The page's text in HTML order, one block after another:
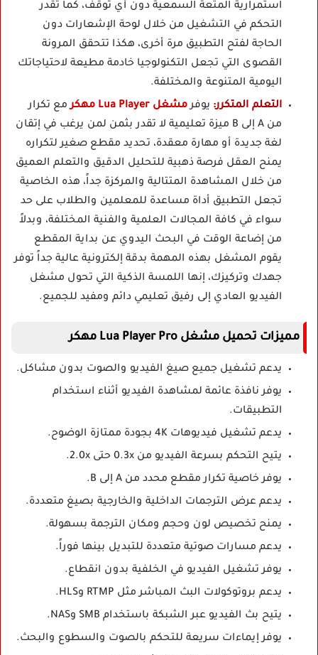
استمرارية المتعة السمعية دون أي توقف، كما تقدر
التحكم في التشغيل من خلال لوحة الإشعارات دون
الحاجة لفتح التطبيق مرة أخرى، هكذا تتحقق المرونة
القصوى التي تجعل التكنولوجيا خادمة مطيعة لاحتياجاتك
اليومية المتنوعة والمختلفة.
التعلم المتكرر: يوفرمشغل Lua Player مهكر
مع تكرار
من A إلى B ميزة تعليمية لا تقدر بثمن لمن يرغب في إتقان
لغة جديدة أو مهارة معقدة، تحديد مقطع صغير لتكراره
يمنح العقل فرصة ذهبية للتحليل الدقيق والتعلم العميق
من خلال المشاهدة المتتالية والمركزة جداً، هذه الخاصية
تجعل التطبيق أداة مساعدة للمعلمين والطلاب على حد
سواء في كافة المجالات العلمية والفنية المختلفة، وبدلاً
من إضاعة الوقت في البحث اليدوي عن بداية المقطع
يقوم المشغل بهذه المهمة بدقة إلكترونية عالية جداً توفر
جهدك وتركيزك، إنها اللمسة الذكية التي تحول مشغل
الفيديو العادي إلى رفيق تعليمي دائم ومفيد للجميع.
مميزات تحميل مشغل Lua Player Pro مهكر
يدعم تشغيل جميع صيغ الفيديو والصوت بدون مشاكل.
يوفر نافذة عائمة لمشاهدة الفيديو أثناء استخدام
التطبيقات.
يدعم تشغيل فيديوهات 4K بجودة ممتازة الوضوح.
يتيح التحكم بسرعة الفيديو من 0.3x حتى 2.0x.
يوفر خاصية تكرار مقطع محدد من A إلى B.
يدعم عرض الترجمات الداخلية والخارجية بصيغ متعددة.
يمنح تخصيص لون وحجم ومكان الترجمة بسهولة.
يدعم مسارات صوتية متعددة للتبديل بينها فوراً.
يوفر تشغيل الفيديو في الخلفية بدون انقطاع.
يدعم بروتوكولات البث المباشر مثل RTMP وHLS.
يتيح بث الفيديو عبر الشبكة باستخدام SMB وNAS.
يوفر إيماءات سريعة للتحكم بالصوت والسطوع والبحث.